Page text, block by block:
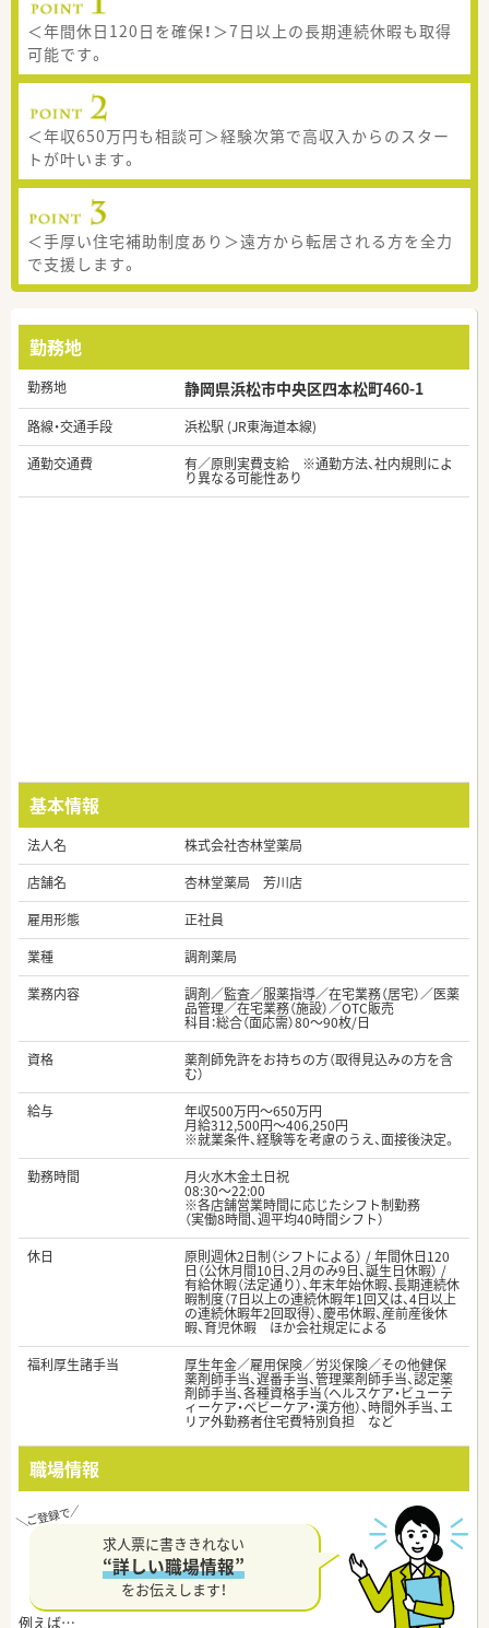
＜年間休日120日を確保！＞7日以上の長期連続休暇も取得
可能です。
＜年収650万円も相談可＞経験次第で高収入からのスター
トが叶います。
＜手厚い住宅補助制度あり＞遠方から転居される方を全力
で支援します。
勤務地
勤務地 静岡県浜松市中央区四本松町460-1
路線・交通手段
浜松駅 (JR東海道本線)
通勤交通費
有／原則実費支給 ※通勤方法、社内規則によ
り異なる可能性あり
基本情報
法人名
株式会社杏林堂薬局
店舗名
杏林堂薬局 芳川店
雇用形態
正社員
業種
調剤薬局
業務内容
調剤／監査／服薬指導／在宅業務（居宅）／医薬
品管理／在宅業務（施設）／OTC販売
科目：総合（面応需）80～90枚/日
資格
薬剤師免許をお持ちの方（取得見込みの方を含
む）
給与
年収500万円～650万円
月給312,500円～406,250円
※就業条件、経験等を考慮のうえ、面接後決定。
勤務時間
月火水木金土日祝
08:30～22:00
※各店舗営業時間に応じたシフト制勤務
（実働8時間、週平均40時間シフト）
休日
原則週休2日制（シフトによる） / 年間休日120
日（公休月間10日、2月のみ9日、誕生日休暇） /
有給休暇（法定通り）、年末年始休暇、長期連続休
暇制度（7日以上の連続休暇年1回又は、4日以上
の連続休暇年2回取得）、慶弔休暇、産前産後休
暇、育児休暇 ほか会社規定による
福利厚生諸手当
厚生年金／雇用保険／労災保険／その他健保
薬剤師手当、遅番手当、管理薬剤師手当、認定薬
剤師手当、各種資格手当（ヘルスケア・ビューテ
ィーケア・ベビーケア・漢方他）、時間外手当、エ
リア外勤務者住宅費特別負担 など
職場情報
求人票に書ききれない
“詳しい職場情報”
をお伝えします！